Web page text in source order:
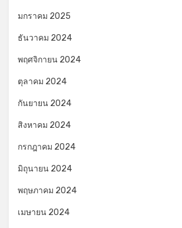
มกราคม 2025
ธันวาคม 2024
พฤศจิกายน 2024
ตุลาคม 2024
กันยายน 2024
สิงหาคม 2024
กรกฎาคม 2024
มิถุนายน 2024
พฤษภาคม 2024
เมษายน 2024